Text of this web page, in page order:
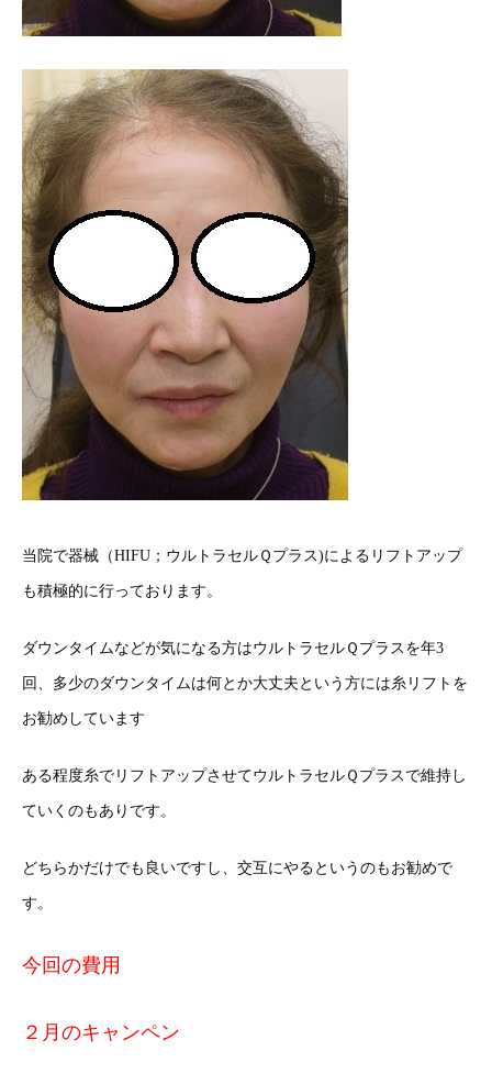
当院で器械（HIFU；ウルトラセルＱプラス)によるリフトアップ
も積極的に行っております。
ダウンタイムなどが気になる方はウルトラセルＱプラスを年3
回、多少のダウンタイムは何とか大丈夫という方には糸リフトを
お勧めしています
ある程度糸でリフトアップさせてウルトラセルＱプラスで維持し
ていくのもありです。
どちらかだけでも良いですし、交互にやるというのもお勧めで
す。
今回の費用
２月のキャンペン